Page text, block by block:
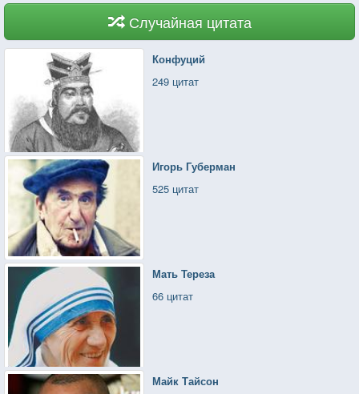
Случайная цитата
Конфуций
249 цитат
Игорь Губерман
525 цитат
Мать Тереза
66 цитат
Майк Тайсон